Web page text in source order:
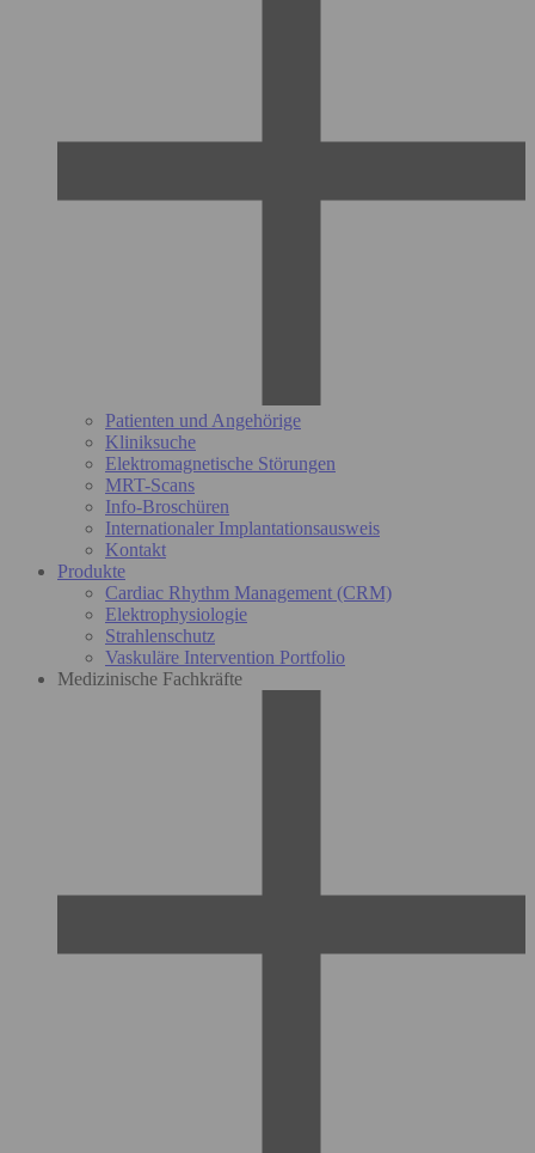
Patienten und Angehörige
Kliniksuche
Elektromagnetische Störungen
MRT-Scans
Info-Broschüren
Internationaler Implantationsausweis
Kontakt
Produkte
Cardiac Rhythm Management (CRM)
Elektrophysiologie
Strahlenschutz
Vaskuläre Intervention Portfolio
Medizinische Fachkräfte